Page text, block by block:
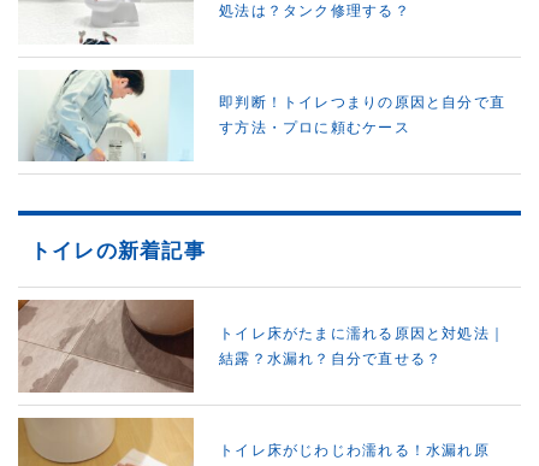
トイレの新着記事
トイレ床がたまに濡れる原因と対処法｜
結露？水漏れ？自分で直せる？
トイレ床がじわじわ濡れる！水漏れ原
処法は？タンク修理する？
即判断！トイレつまりの原因と自分で直
す方法・プロに頼むケース